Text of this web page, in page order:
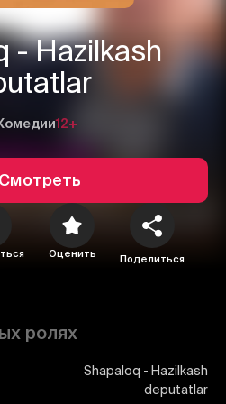
- Hazilkash
Комедии12+
Смотреть
Оценить Поделиться
ролях
Shapaloq - Hazilkash
deputatlar
1
Авторизоваться